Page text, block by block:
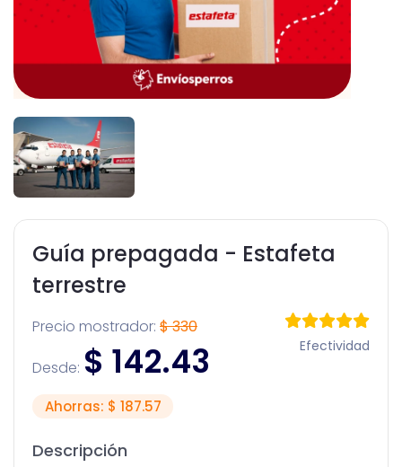
Guía prepagada - Estafeta
terrestre
Efectividad
Precio mostrador: $330
Desde: $ 142.43
Ahorras: $ 187.57
Descripción